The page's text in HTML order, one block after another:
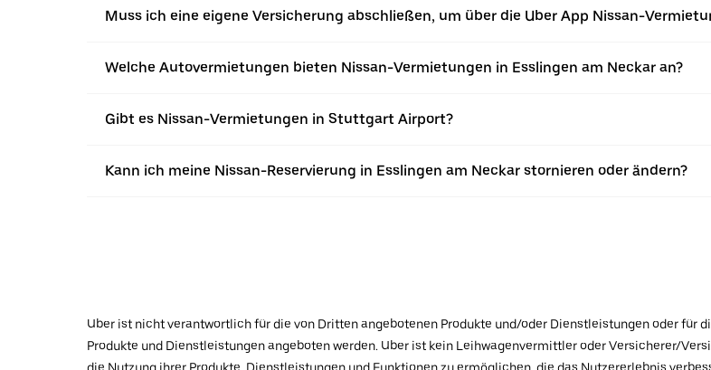
Muss ich eine eigene Versicherung abschließen, um über die Uber App Nissan-
Welche Autovermietungen bieten Nissan-Vermietungen in Esslingen am Neckar an?
Gibt es Nissan-Vermietungen in Stuttgart Airport?
Kann ich meine Nissan-Reservierung in Esslingen am Neckar stornieren oder ändern?
Uber ist nicht verantwortlich für die von Dritten angebotenen Produkte und/oder Dienstleistungen oder für
Produkte und Dienstleistungen angeboten werden. Uber ist kein Leihwagenvermittler oder Versicherer/